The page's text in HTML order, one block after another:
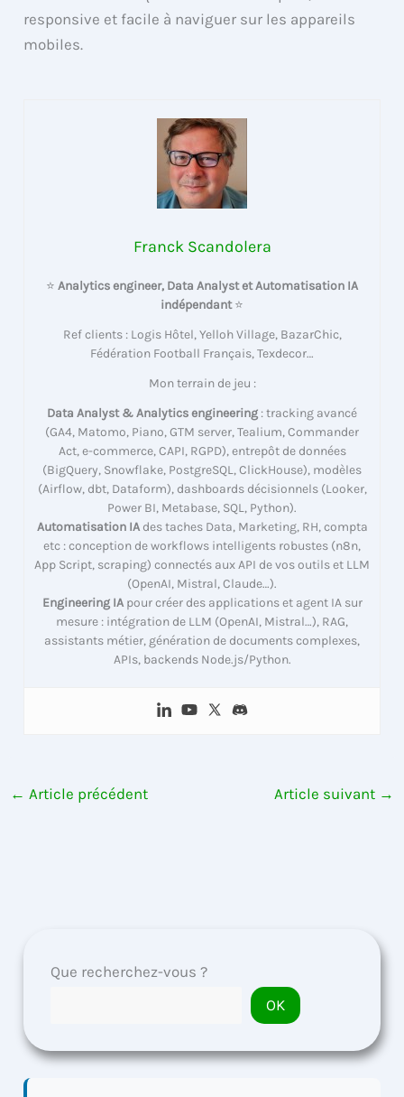
responsive et facile à naviguer sur les appareils
mobiles.
Franck Scandolera
⭐ Analytics engineer, Data Analyst et Automatisation IA
indépendant⭐
Ref clients : Logis Hôtel, Yelloh Village, BazarChic,
Fédération Football Français, Texdecor…
Mon terrain de jeu :
Data Analyst & Analytics engineering : tracking avancé
(GA4, Matomo, Piano, GTM server, Tealium, Commander
Act, e-commerce, CAPI, RGPD), entrepôt de données
(BigQuery, Snowflake, PostgreSQL, ClickHouse), modèles
(Airflow, dbt, Dataform), dashboards décisionnels (Looker,
Power BI, Metabase, SQL, Python).
Automatisation IAdes taches Data, Marketing, RH, compta
etc : conception de workflows intelligents robustes (n8n,
App Script, scraping) connectés aux API de vos outils et LLM
(OpenAI, Mistral, Claude…).
Engineering IApour créer des applications et agent IA sur
mesure : intégration de LLM (OpenAI, Mistral…), RAG,
assistants métier, génération de documents complexes,
APIs, backends Node.js/Python.
← Article précédent Article suivant →
Que recherchez-vous ?
OK